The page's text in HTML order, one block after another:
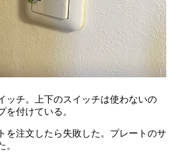
ッチ。上下のスイッチは使わないの
を付けている。
を注文したら失敗した。プレートのサ
。